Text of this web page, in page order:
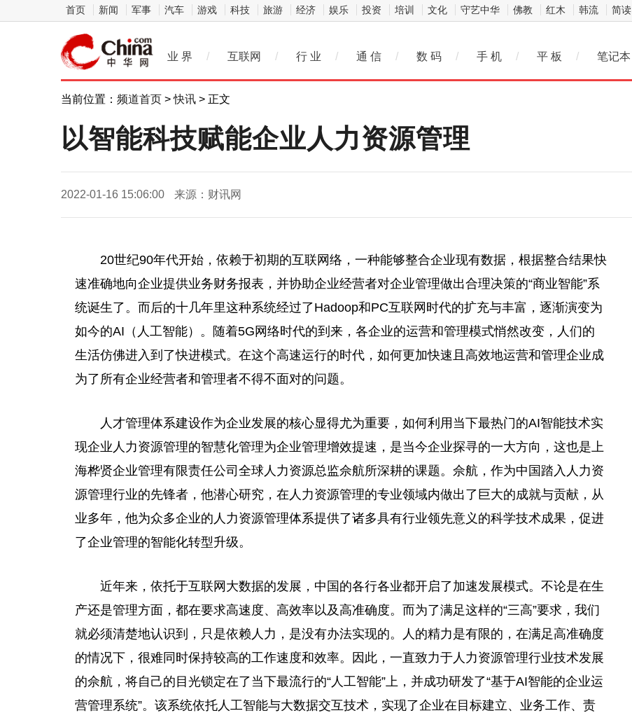
首页 新闻 军事 汽车 游戏 科技 旅游 经济 娱乐 投资 培训 文化 守艺中华 佛教 红木 韩流 简读
业 界 / 互联网 / 行 业 / 通 信 / 数 码 / 手 机 / 平 板 / 笔记本
当前位置： 频道首页 >快讯 > 正文
以智能科技赋能企业人力资源管理
2022-01-16 15:06:00 来源：财讯网
20世纪90年代开始，依赖于初期的互联网络，一种能够整合企业现有数据，根据整合结果快
速准确地向企业提供业务财务报表，并协助企业经营者对企业管理做出合理决策的“商业智能”系
统诞生了。而后的十几年里这种系统经过了Hadoop和PC互联网时代的扩充与丰富，逐渐演变为
如今的AI（人工智能）。随着5G网络时代的到来，各企业的运营和管理模式悄然改变，人们的
生活仿佛进入到了快进模式。在这个高速运行的时代，如何更加快速且高效地运营和管理企业成
为了所有企业经营者和管理者不得不面对的问题。
人才管理体系建设作为企业发展的核心显得尤为重要，如何利用当下最热门的AI智能技术实
现企业人力资源管理的智慧化管理为企业管理增效提速，是当今企业探寻的一大方向，这也是上
海桦贤企业管理有限责任公司全球人力资源总监佘航所深耕的课题。佘航，作为中国踏入人力资
源管理行业的先锋者，他潜心研究，在人力资源管理的专业领域内做出了巨大的成就与贡献，从
业多年，他为众多企业的人力资源管理体系提供了诸多具有行业领先意义的科学技术成果，促进
了企业管理的智能化转型升级。
近年来，依托于互联网大数据的发展，中国的各行各业都开启了加速发展模式。不论是在生
产还是管理方面，都在要求高速度、高效率以及高准确度。而为了满足这样的“三高”要求，我们
就必须清楚地认识到，只是依赖人力，是没有办法实现的。人的精力是有限的，在满足高准确度
的情况下，很难同时保持较高的工作速度和效率。因此，一直致力于人力资源管理行业技术发展
的佘航，将自己的目光锁定在了当下最流行的“人工智能”上，并成功研发了“基于AI智能的企业运
营管理系统”。该系统依托人工智能与大数据交互技术，实现了企业在目标建立、业务工作、责